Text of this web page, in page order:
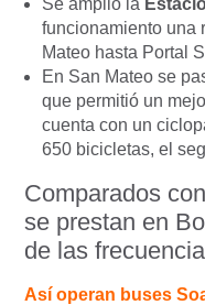
funcionamiento una
Mateo hasta Portal
En San Mateo se
que permitió un
cuenta con un
650 bicicletas, el
Comparados
se prestan en
de las
Así operan buses